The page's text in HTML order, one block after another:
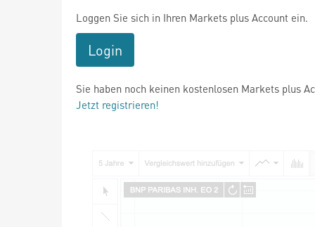
Loggen Sie sich in Ihren Markets plus Account ein.
Login
Sie haben noch keinen kostenlosen Markets plus
Jetzt registrieren!